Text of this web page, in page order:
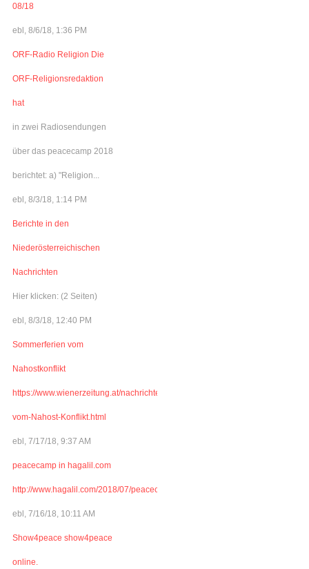
08/18
ebl, 8/6/18, 1:36 PM
ORF-Radio Religion Die
ORF-Religionsredaktion
hat
in zwei Radiosendungen
über das peacecamp 2018
berichtet: a) "Religion...
ebl, 8/3/18, 1:14 PM
Berichte in den
Niederösterreichischen
Nachrichten
Hier klicken: (2 Seiten)
ebl, 8/3/18, 12:40 PM
Sommerferien vom
Nahostkonflikt
https://www.wienerzeitung.at/nachrichten/welt/weltchronik/
vom-Nahost-Konflikt.html
ebl, 7/17/18, 9:37 AM
peacecamp in hagalil.com
http://www.hagalil.com/2018/07/peacecamp2018/
ebl, 7/16/18, 10:11 AM
Show4peace show4peace
online.